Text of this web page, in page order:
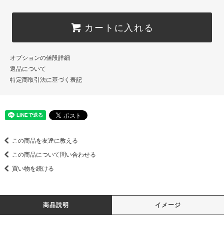
カートに入れる
オプションの値段詳細
返品について
特定商取引法に基づく表記
この商品を友達に教える
この商品について問い合わせる
買い物を続ける
商品説明 イメージ